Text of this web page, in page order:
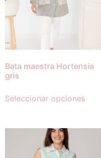
Bata maestra Hortensia
gris
Seleccionar opciones